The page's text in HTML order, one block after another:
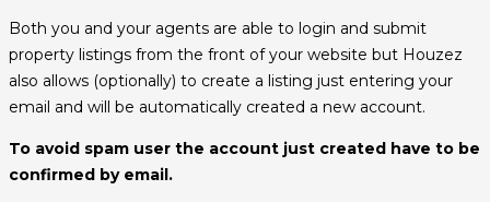
Both you and your agents are able to login and submit
property listings from the front of your website but Houzez
also allows (optionally) to create a listing just entering your
email and will be automatically created a new account.
To avoid spam user the account just created have to be
confirmed by email.